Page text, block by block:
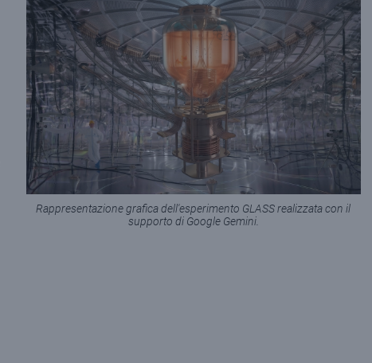
Rappresentazione grafica dell'esperimento GLASS realizzata con il
supporto di Google Gemini.